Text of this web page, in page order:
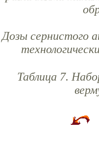
Дозы сернистого
Таблица 7.